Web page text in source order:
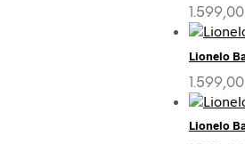
1.599,00
Lionelo
1.599,00
Lionelo